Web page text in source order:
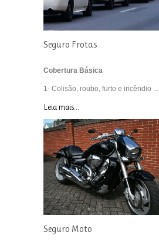
Seguro Frotas
Cobertura Básica
1- Colisão, roubo, furto e incêndio ...
Leia mais...
Seguro Moto